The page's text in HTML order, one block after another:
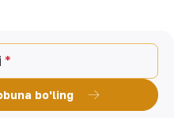
bo'ling